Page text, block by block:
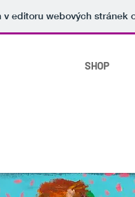
v editoru webových stránek
SHOP